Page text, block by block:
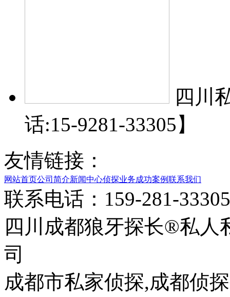
四川
话:15-9281-33305】
友情链接：
网站首页公司简介新闻中心侦探业务成功案例联系我们
联系电话：159-281-
四川成都狼牙探长®私人
司
成都市私家侦探,成都侦